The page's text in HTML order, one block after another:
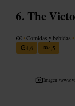
The
€€ •Comidas y bebidas •
4,6
4,5
Imagen /